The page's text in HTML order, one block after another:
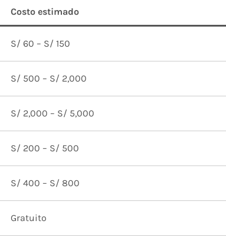
Costo estimado
S/ 60 – S/ 150
S/ 500 – S/ 2,000
S/ 2,000 – S/ 5,000
S/ 200 – S/ 500
S/ 400 – S/ 800
Gratuito